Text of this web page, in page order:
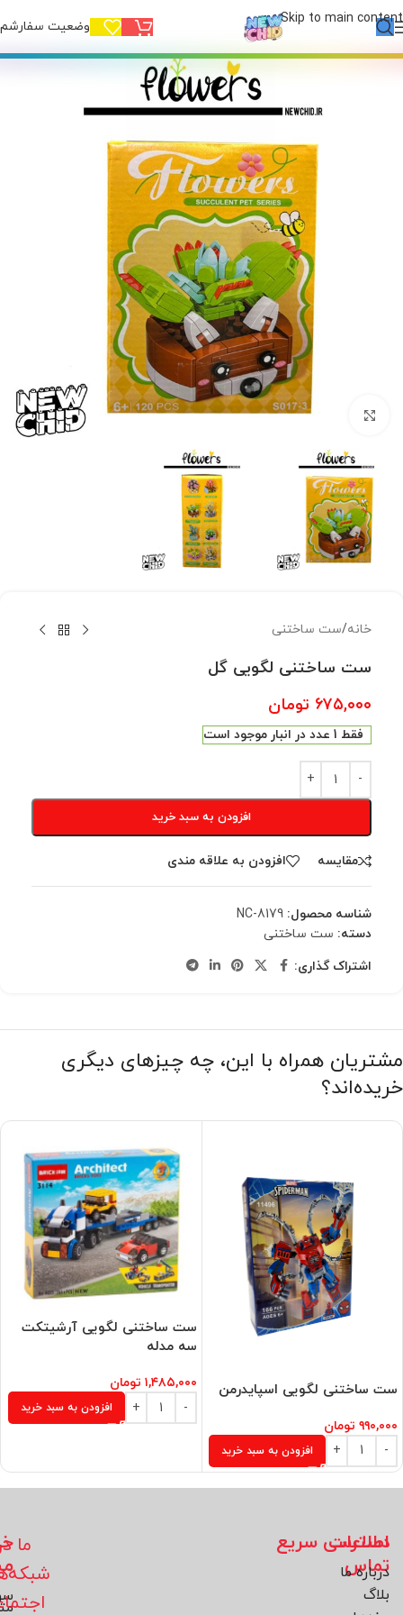
Skip to main content وضعیت
بزرگنمایی تصویر
خانه/ست ساختنی
ست ساختنی لگویی گل
۶۷۵,۰۰۰ تومان
فقط 1 عدد در انبار موجود است
افزودن به سبد خرید
مقایسه افزودن به علاقه مندی
شناسه محصول: NC-8179
دسته: ست ساختنی
اشتراک گذاری:
مشتریان همراه با این، چه چیزهای دیگری
خریده‌اند؟
ست ساختنی لگویی اسپایدرمن
۹۹۰,۰۰۰ تومان
افزودن به سبد خرید
ست ساختنی لگویی آرشیتکت
سه مدله
۱,۴۸۵,۰۰۰ تومان
افزودن به سبد خرید
اطلاعات
تماس
دسترسی سریع
درباره ما
بلاگ
ما